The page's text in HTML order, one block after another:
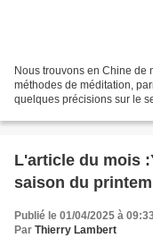
Nous trouvons en Chine
méthodes de méditation,
quelques précisions sur le
L'article du mois
saison du
Publié le 01/04/2025 à
Par Thierry Lambert